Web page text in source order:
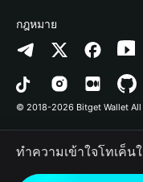
ติดต่อเรา
ทรัพยากรข้อมูลของแบรนด์
อาชีพ
Altcoin Season Index
Prediction Markets
DApp
RWA
ลิสต์โปรเจกต์
การตรวจจับการอนุญาต
การตรวจจับสัญญา
การโอนเป็นชุด
Arbitrum
Avalanche
Bitcoin
Polygon
กฎหมาย
นโยบายความเป็นส่วนตัว
ข้อตกลงในการใช้บริการ
© 2018-2026 Bitget Wallet All
ทำความเข้าใจโทเค็น